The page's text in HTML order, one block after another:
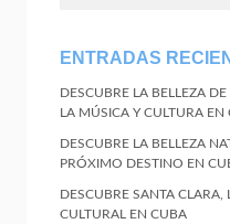
ENTRADAS
DESCUBRE LA BELLEZA
LA MÚSICA Y CULTURA EN
DESCUBRE LA BELLEZA
PRÓXIMO DESTINO EN
DESCUBRE SANTA
CULTURAL EN CUBA